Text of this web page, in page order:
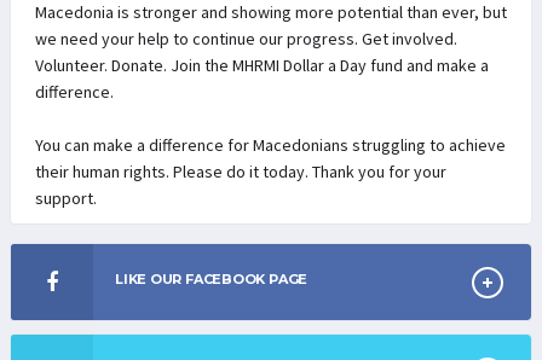
Macedonia is stronger and showing more potential than ever, but
we need your help to continue our progress. Get involved.
Volunteer. Donate. Join the MHRMI Dollar a Day fund and make a
difference.
You can make a difference for Macedonians struggling to achieve
their human rights. Please do it today. Thank you for your
support.
LIKE OUR FACEBOOK PAGE